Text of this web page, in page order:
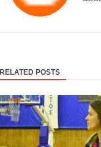
RELATED POSTS